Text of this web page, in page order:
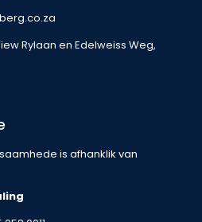
Rylaan en Edelweiss Weg,
is afhanklik van